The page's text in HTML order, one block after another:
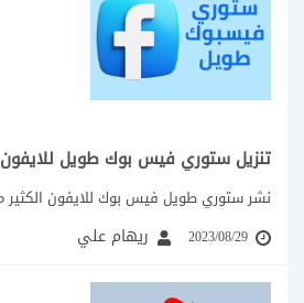
تنزيل ستوري فيس بوك طويل للايفون
2023/08/29 ريهام علي